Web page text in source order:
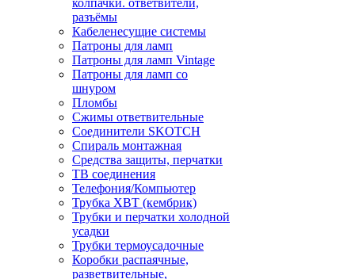
колпачки. ответвители,
разъёмы
Кабеленесущие системы
Патроны для ламп
Патроны для ламп Vintage
Патроны для ламп со
шнуром
Пломбы
Сжимы ответвительные
Соединители SKOTCH
Спираль монтажная
Средства защиты, перчатки
ТВ соединения
Телефония/Компьютер
Трубка ХВТ (кембрик)
Трубки и перчатки холодной
усадки
Трубки термоусадочные
Коробки распаячные,
разветвительные,